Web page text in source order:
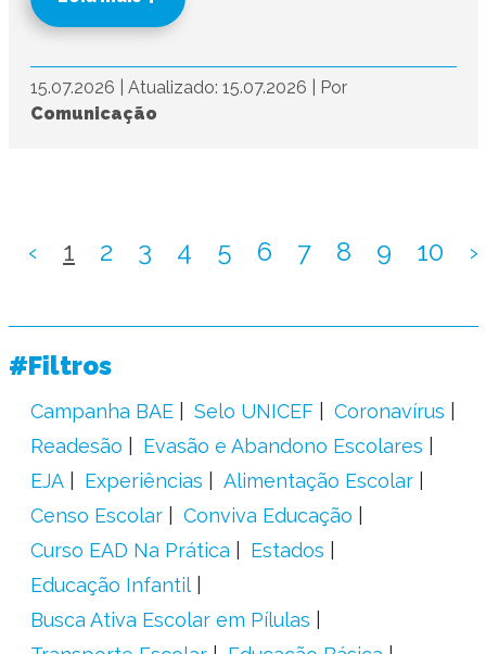
15.07.2026 Atualizado: 15.07.2026
Por
Comunicação
‹ 1 2 3 4 5 6 7 8 9 10 ›
#Filtros
Campanha BAE Selo UNICEF
Coronavírus
Readesão
Evasão e Abandono Escolares
EJA
Experiências
Alimentação Escolar
Censo Escolar
Conviva Educação
Curso EAD Na Prática
Estados
Educação Infantil
Busca Ativa Escolar em Pílulas